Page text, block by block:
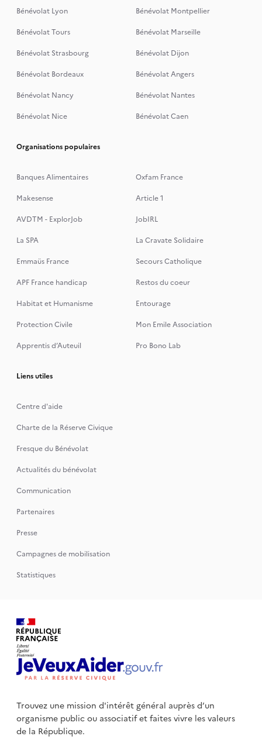
Bénévolat Lyon
Bénévolat Montpellier
Bénévolat Tours
Bénévolat Marseille
Bénévolat Strasbourg
Bénévolat Dijon
Bénévolat Bordeaux
Bénévolat Angers
Bénévolat Nancy
Bénévolat Nantes
Bénévolat Nice
Bénévolat Caen
Organisations populaires
Banques Alimentaires
Oxfam France
Makesense
Article 1
AVDTM - ExplorJob
JobIRL
La SPA
La Cravate Solidaire
Emmaüs France
Secours Catholique
APF France handicap
Restos du coeur
Habitat et Humanisme
Entourage
Protection Civile
Mon Emile Association
Apprentis d’Auteuil
Pro Bono Lab
Liens utiles
Centre d'aide
Charte de la Réserve Civique
Fresque du Bénévolat
Actualités du bénévolat
Communication
Partenaires
Presse
Campagnes de mobilisation
Statistiques
Trouvez une mission d'intérêt général auprès d’un
organisme publicou associatif et faites vivre les valeurs
de la République.